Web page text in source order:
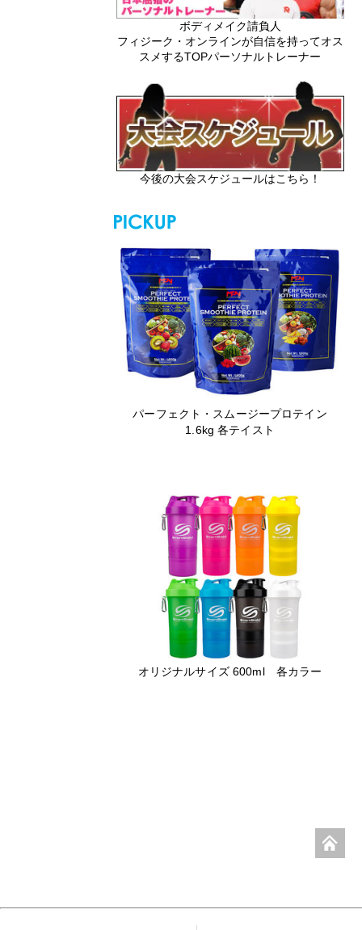
ボディメイク請負人
フィジーク・オンラインが自信を持ってオス
スメするTOPパーソナルトレーナー
今後の大会スケジュールはこちら！
パーフェクト・スムージープロテイン
1.6kg 各テイスト
オリジナルサイズ 600ml 各カラー